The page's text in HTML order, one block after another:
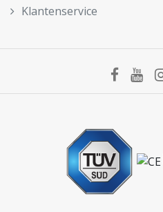
Klantenservice